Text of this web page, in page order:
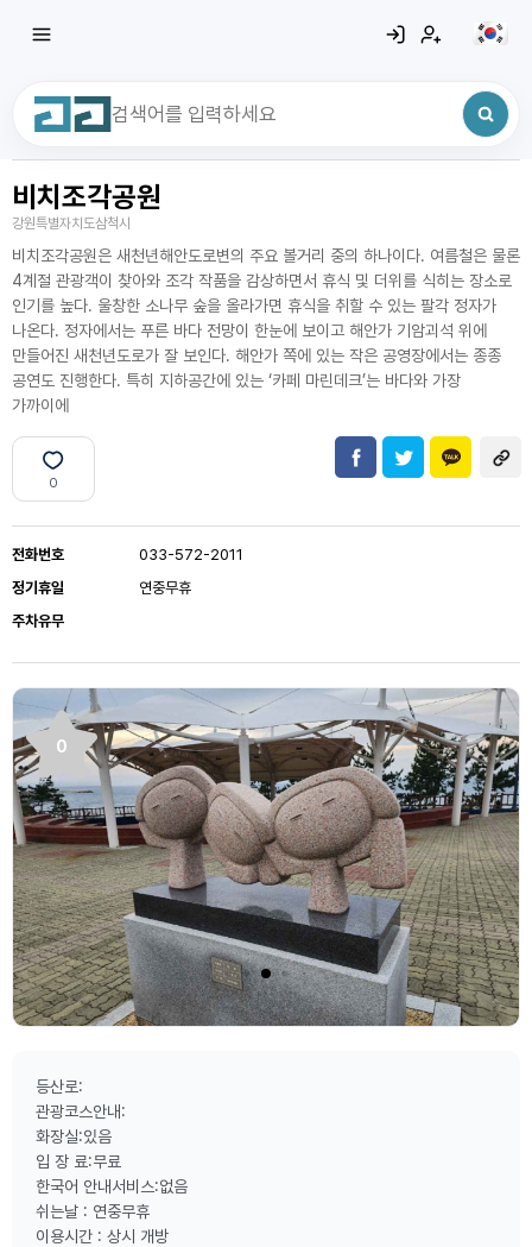
최근 검색어
비치조각공원
강원특별자치도삼척시
비치조각공원은 새천년해안도로변의 주요 볼거리 중의 하나이다. 여름철은 물론
4계절 관광객이 찾아와 조각 작품을 감상하면서 휴식 및 더위를 식히는 장소로
인기를 높다. 울창한 소나무 숲을 올라가면 휴식을 취할 수 있는 팔각 정자가
나온다. 정자에서는 푸른 바다 전망이 한눈에 보이고 해안가 기암괴석 위에
만들어진 새천년도로가 잘 보인다. 해안가 쪽에 있는 작은 공영장에서는 종종
공연도 진행한다. 특히 지하공간에 있는 ‘카페 마린데크’는 바다와 가장
가까이에
0
전화번호
033-572-2011
정기휴일
연중무휴
주차유무
0
등산로:
관광코스안내:
화장실:있음
입 장 료:무료
한국어 안내서비스:없음
쉬는날 : 연중무휴
이용시간 : 상시 개방